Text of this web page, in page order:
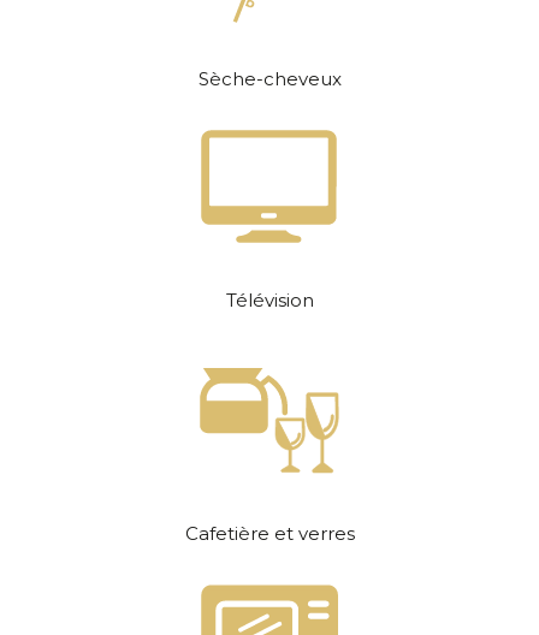
Sèche-cheveux
Télévision
Cafetière et verres